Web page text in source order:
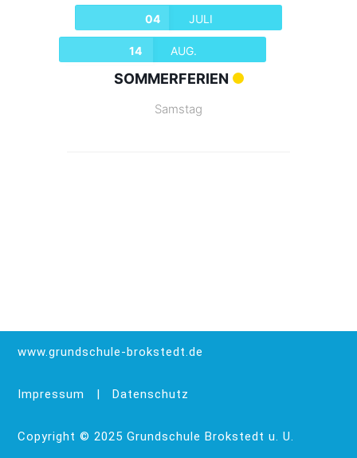
04 JULI
14 AUG.
SOMMERFERIEN
Samstag
www.grundschule-brokstedt.de
Impressum |Datenschutz
Copyright © 2025 Grundschule Brokstedt u. U.